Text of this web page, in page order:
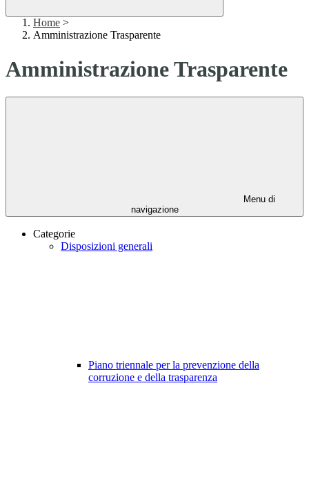
Home >
Amministrazione Trasparente
Amministrazione Trasparente
Menu di
navigazione
Categorie
Disposizioni generali
Piano triennale per la prevenzione della
corruzione e della trasparenza